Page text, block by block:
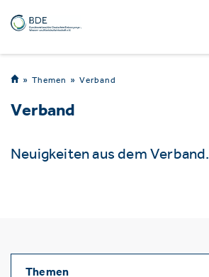
Themen Verband
Verband
Neuigkeiten aus dem Verband.
Themen